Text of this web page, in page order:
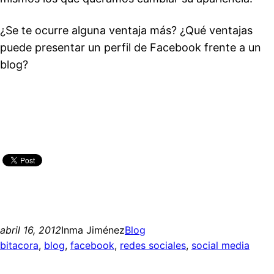
¿Se te ocurre alguna ventaja más? ¿Qué ventajas
puede presentar un perfil de Facebook frente a un
blog?
abril 16, 2012Inma JiménezBlog
bitacora, blog, facebook, redes sociales, social media